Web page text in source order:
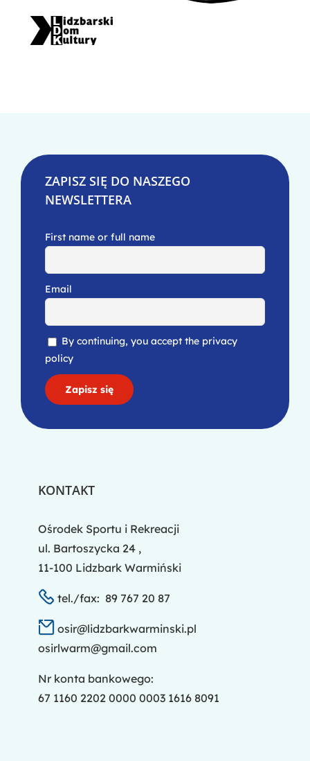
ZAPISZ SIĘ DO NASZEGO
NEWSLETTERA
First name or full name
Email
By continuing, you accept the privacy
policy
KONTAKT
Ośrodek Sportu i Rekreacji
ul. Bartoszycka 24 ,
11-100 Lidzbark Warmiński
tel./fax: 89 767 20 87
osir@lidzbarkwarminski.pl
osirlwarm@gmail.com
Nr konta bankowego:
67 1160 2202 0000 0003 1616 8091